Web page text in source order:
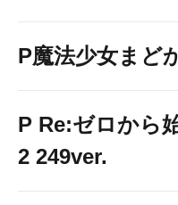
P魔法少女まど
P Re:ゼロから
2 249ver.